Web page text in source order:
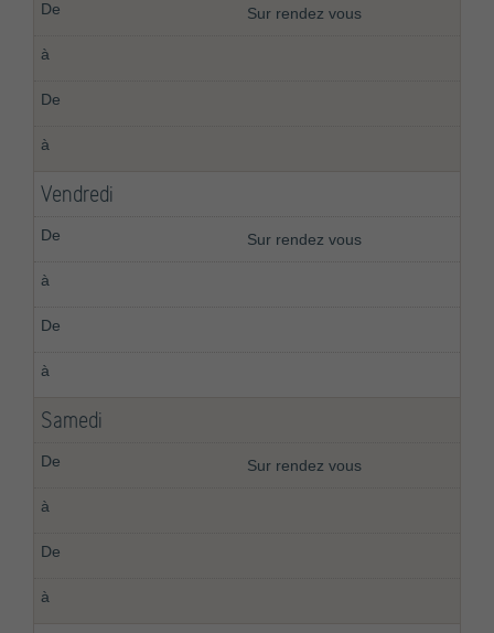
Sur rendez vous
Vendredi
Sur rendez vous
Samedi
Sur rendez vous